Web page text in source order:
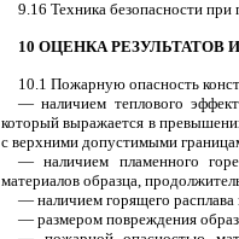
9.16 Техника безопасности
10 ОЦЕНКА РЕЗУЛЬТАТОВ
10.1 Пожарную опасность
— наличием теплового
который выражается в
с верхними допустимыми
— наличием пламенного
материалов образца,
— наличием горящего расплава
— размером повреждения